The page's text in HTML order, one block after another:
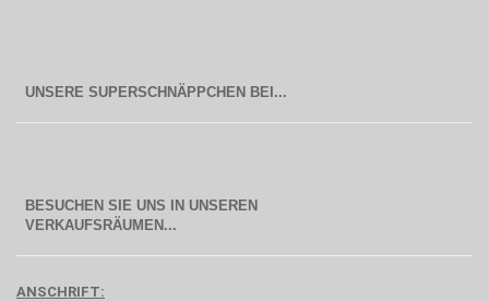
BESUCHEN SIE UNS IN UNSEREN
VERKAUFSRÄUMEN...
ANSCHRIFT: